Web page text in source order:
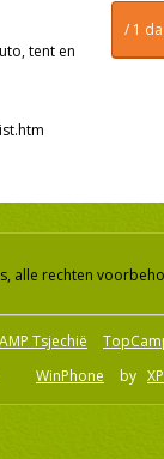
/ 1
tent en
alle rechten
Tsjechië
WinPhone by